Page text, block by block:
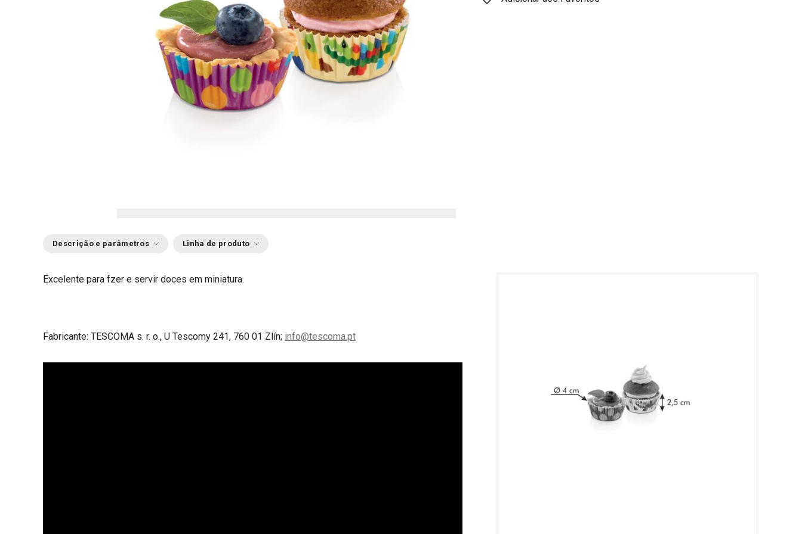
Descrição e parâmetros Linha de produto
Excelente para fzer e servir doces em miniatura.
Fabricante: TESCOMA s. r. o., U Tescomy 241, 760 01 Zlín; info@tescoma.pt